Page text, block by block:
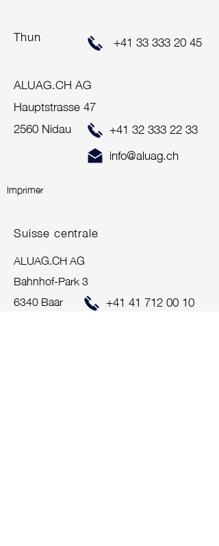
Thun
+41 33 333 20 45
ALUAG.CH AG
Hauptstrasse 47
2560 Nidau
+41 32 333 22 33
info@aluag.ch
Imprimer
Suisse centrale
ALUAG.CH AG
Bahnhof-Park 3
6340 Baar
+41 41 712 00 10